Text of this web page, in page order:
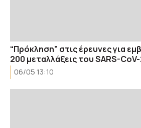
“Πρόκληση” στις έρευνες για
200 μεταλλάξεις του SARS-
06/05 13:10